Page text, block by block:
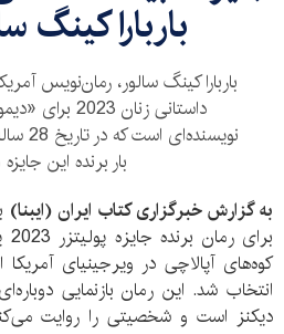
باربارا کینگ‌
باربارا کینگ‌ سالور، رمان‌نویس
داستانی زنان
بار برنده این
به گزارش خبرگزاری کتاب ایران (ایبنا)
کوه‌های آپالاچی در ویرجینیای آمریکا
انتخاب شد. این رمان بازنمایی
دیکنز است و شخصیتی را روایت